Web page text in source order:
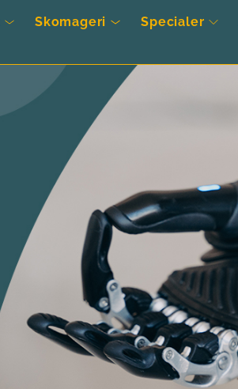
Skomageri Specialer